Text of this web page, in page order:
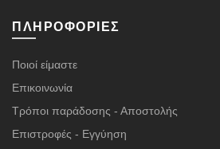
ΠΛΗΡΟΦΟΡΊΕΣ
Ποιοί είμαστε
Επικοινωνία
Τρόποι παράδοσης - Αποστολής
Επιστροφές - Εγγύηση